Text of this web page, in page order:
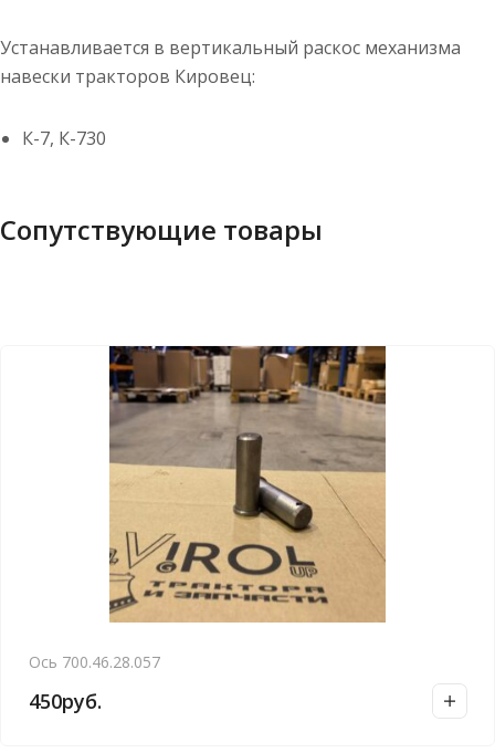
Устанавливается в вертикальный раскос механизма
навески тракторов Кировец:
К-7, К-730
Сопутствующие товары
Ось 700.46.28.057
450руб.